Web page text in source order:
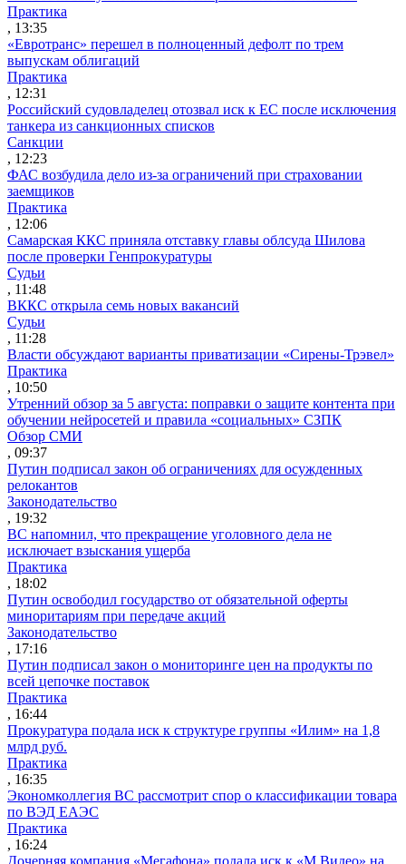
Практика
, 13:35
«Евротранс» перешел в полноценный дефолт по трем
выпускам облигаций
Практика
, 12:31
Российский судовладелец отозвал иск к ЕС после исключения
танкера из санкционных списков
Санкции
, 12:23
ФАС возбудила дело из-за ограничений при страховании
заемщиков
Практика
, 12:06
Самарская ККС приняла отставку главы облсуда Шилова
после проверки Генпрокуратуры
Судьи
, 11:48
ВККС открыла семь новых вакансий
Судьи
, 11:28
Власти обсуждают варианты приватизации «Сирены-Трэвел»
Практика
, 10:50
Утренний обзор за 5 августа: поправки о защите контента при
обучении нейросетей и правила «социальных» СЗПК
Обзор СМИ
, 09:37
Путин подписал закон об ограничениях для осужденных
релокантов
Законодательство
, 19:32
ВС напомнил, что прекращение уголовного дела не
исключает взыскания ущерба
Практика
, 18:02
Путин освободил государство от обязательной оферты
миноритариям при передаче акций
Законодательство
, 17:16
Путин подписал закон о мониторинге цен на продукты по
всей цепочке поставок
Практика
, 16:44
Прокуратура подала иск к структуре группы «Илим» на 1,8
млрд руб.
Практика
, 16:35
Экономколлегия ВС рассмотрит спор о классификации товара
по ВЭД ЕАЭС
Практика
, 16:24
Дочерняя компания «Мегафона» подала иск к «М.Видео» на